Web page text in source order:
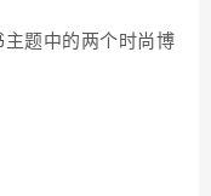
题中的两个时尚博